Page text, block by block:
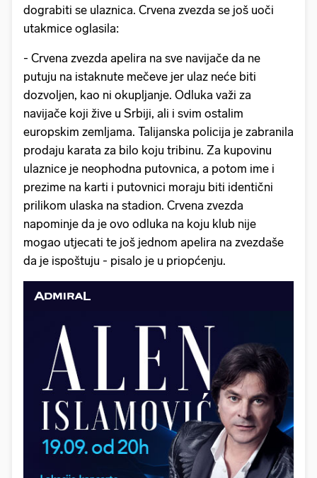
dograbiti se ulaznica. Crvena zvezda se još uoči
utakmice oglasila:
- Crvena zvezda apelira na sve navijače da ne
putuju na istaknute mečeve jer ulaz neće biti
dozvoljen, kao ni okupljanje. Odluka važi za
navijače koji žive u Srbiji, ali i svim ostalim
europskim zemljama. Talijanska policija je zabranila
prodaju karata za bilo koju tribinu. Za kupovinu
ulaznice je neophodna putovnica, a potom ime i
prezime na karti i putovnici moraju biti identični
prilikom ulaska na stadion. Crvena zvezda
napominje da je ovo odluka na koju klub nije
mogao utjecati te još jednom apelira na zvezdaše
da je ispoštuju - pisalo je u priopćenju.